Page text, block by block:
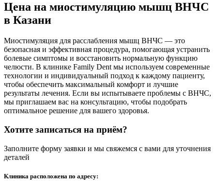
Цена на миостимуляцию мышц ВНЧС
в Казани
Миостимуляция для расслабления мышц ВНЧС — это
безопасная и эффективная процедура, помогающая устранить
болевые симптомы и восстановить нормальную функцию
челюсти. В клинике Family Dent мы используем современные
технологии и индивидуальный подход к каждому пациенту,
чтобы обеспечить максимальный комфорт и лучшие
результаты лечения. Если вы испытываете проблемы с ВНЧС,
мы приглашаем вас на консультацию, чтобы подобрать
оптимальное решение для вашего здоровья.
Хотите записаться на приём?
Заполните форму заявки и мы свяжемся с вами для уточнения
деталей
Клиника расположена по адресу: